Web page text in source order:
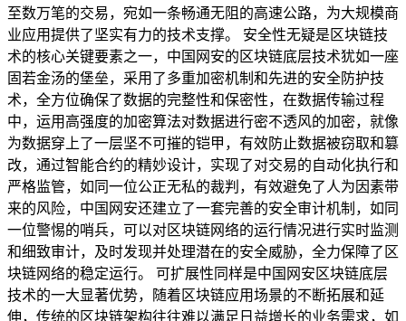
至数万笔的交易，宛如一条畅通无阻的高速公路，为大规模商
业应用提供了坚实有力的技术支撑。 安全性无疑是区块链技
术的核心关键要素之一，中国网安的区块链底层技术犹如一座
固若金汤的堡垒，采用了多重加密机制和先进的安全防护技
术，全方位确保了数据的完整性和保密性，在数据传输过程
中，运用高强度的加密算法对数据进行密不透风的加密，就像
为数据穿上了一层坚不可摧的铠甲，有效防止数据被窃取和篡
改，通过智能合约的精妙设计，实现了对交易的自动化执行和
严格监管，如同一位公正无私的裁判，有效避免了人为因素带
来的风险，中国网安还建立了一套完善的安全审计机制，如同
一位警惕的哨兵，可以对区块链网络的运行情况进行实时监测
和细致审计，及时发现并处理潜在的安全威胁，全力保障了区
块链网络的稳定运行。 可扩展性同样是中国网安区块链底层
技术的一大显著优势，随着区块链应用场景的不断拓展和延
伸，传统的区块链架构往往难以满足日益增长的业务需求，如